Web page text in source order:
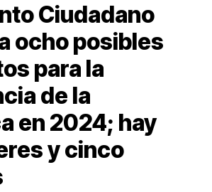
Ciudadano
ocho posibles
para la
de la
en 2024; hay
y cinco